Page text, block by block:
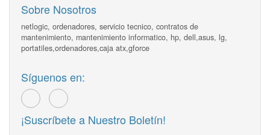
Sobre Nosotros
netlogic, ordenadores, servicio tecnico, contratos de
mantenimiento, mantenimiento informatico, hp, dell,asus, lg,
portatiles,ordenadores,caja atx,gforce
Síguenos en:
¡Suscríbete a Nuestro Boletín!